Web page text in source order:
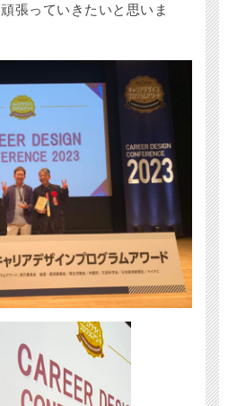
張っていきたいと思いま